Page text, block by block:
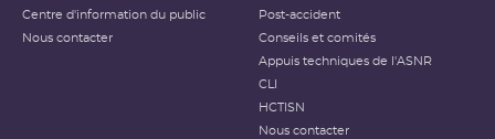
Centre d'information du public
Nous contacter
Post-accident
Conseils et comités
Appuis techniques de l'ASNR
CLI
HCTISN
Nous contacter